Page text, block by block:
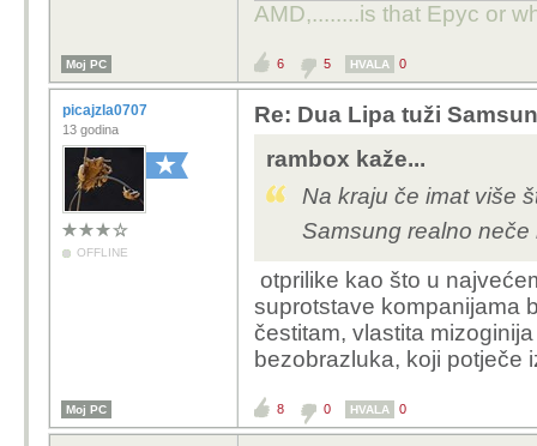
AMD,........is that Epyc or
Moj PC 6 5 HVALA 0
picajzla0707
13 godina
OFFLINE
Re: Dua Lipa tuži
rambox kaže...
Na kraju če imat više
Samsung realno neče
otprilike kao što u
suprotstave kompanijama
čestitam, vlastita
bezobrazluka, koji
Moj PC 8 0 HVALA 0